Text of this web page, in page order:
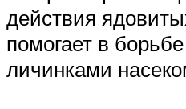
действия
помогает в
личинками